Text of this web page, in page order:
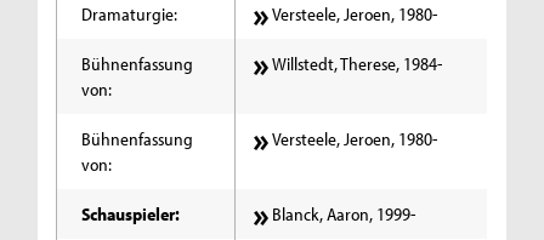
Dramaturgie: Versteele, Jeroen, 1980-
Bühnenfassung
von:
Willstedt, Therese, 1984-
Bühnenfassung
von:
Versteele, Jeroen, 1980-
Schauspieler: Blanck, Aaron, 1999-